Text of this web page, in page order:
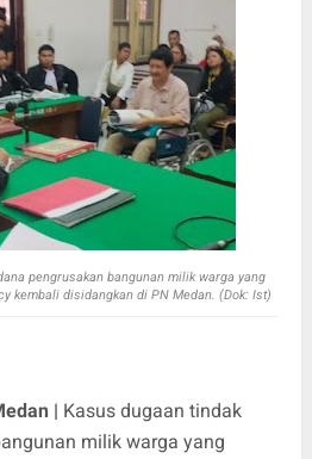
pengrusakan bangunan milik warga yang
kembali disidangkan di PN Medan. (Dok: Ist)
| Kasus dugaan tindak
milik warga yang